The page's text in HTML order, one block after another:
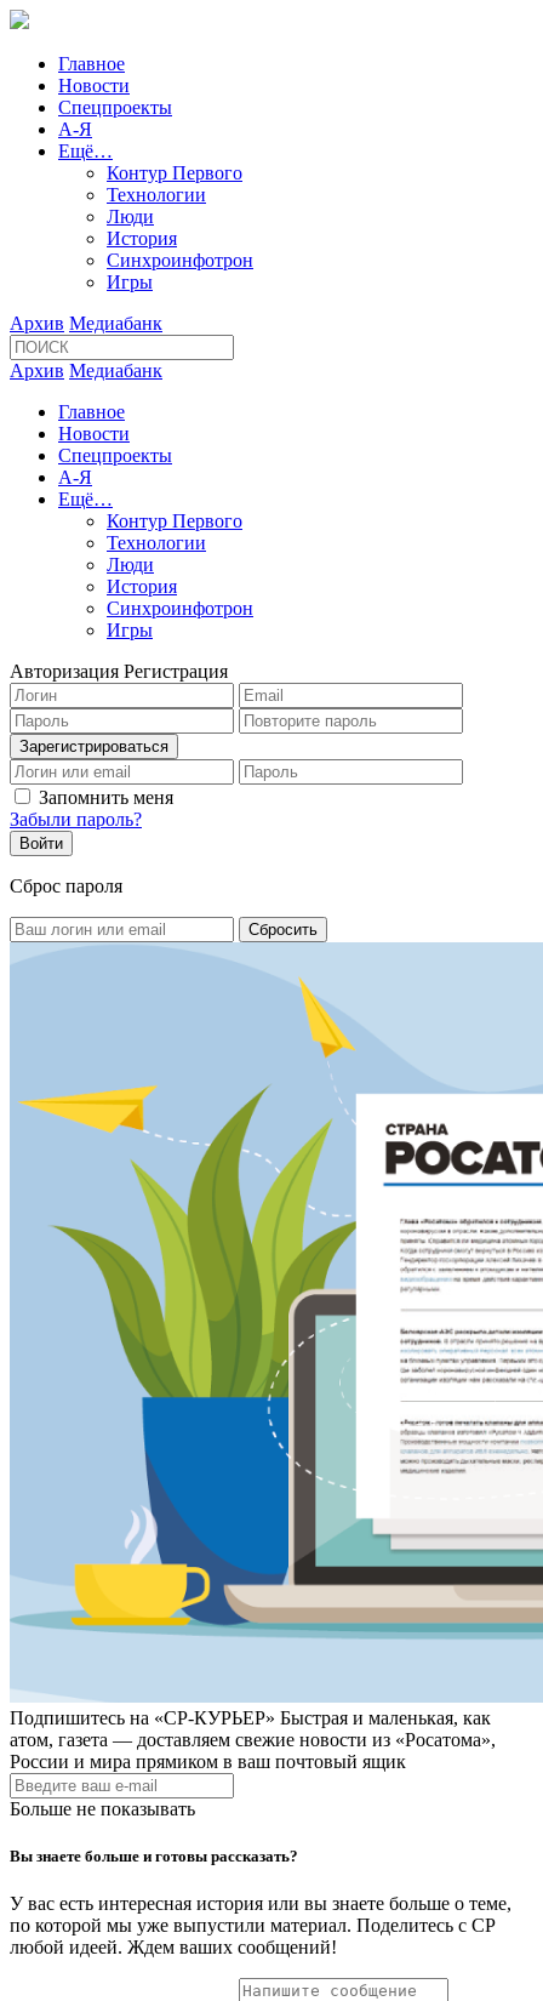
Главное
Новости
Спецпроекты
А-Я
Ещё…
Контур Первого
Технологии
Люди
История
Синхроинфотрон
Игры
Архив Медиабанк
Архив Медиабанк
Главное
Новости
Спецпроекты
А-Я
Ещё…
Контур Первого
Технологии
Люди
История
Синхроинфотрон
Игры
Авторизация Регистрация
Запомнить меня
Забыли пароль?
Сброс пароля
Подпишитесь на «СР-КУРЬЕР» Быстрая и маленькая, как
атом, газета — доставляем свежие новости из «Росатома»,
России и мира прямиком в ваш почтовый ящик
Больше не показывать
Вы знаете больше и готовы рассказать?
У вас есть интересная история или вы знаете больше о теме,
по которой мы уже выпустили материал. Поделитесь с СР
любой идеей. Ждем ваших сообщений!